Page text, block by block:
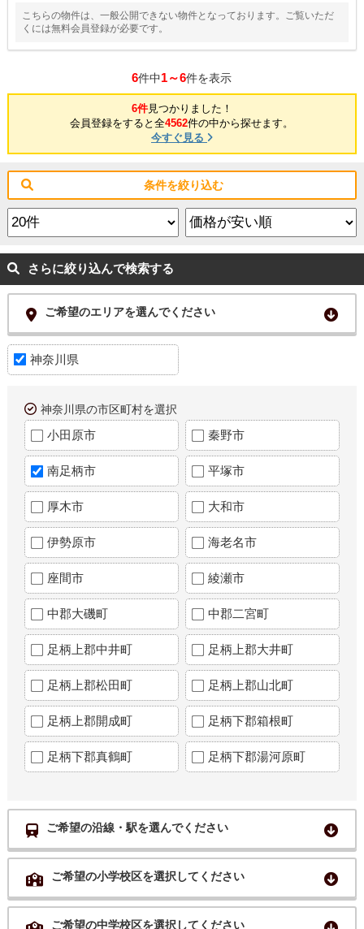
こちらの物件は、一般公開できない物件となっております。ご覧いただ
くには無料会員登録が必要です。
6件中1～6件を表示
6件見つかりました！
会員登録をすると全4562件の中から探せます。
今すぐ見る
条件を絞り込む
さらに絞り込んで検索する
ご希望のエリアを選んでください
神奈川県
神奈川県の市区町村を選択
小田原市 秦野市
南足柄市 平塚市
厚木市 大和市
伊勢原市 海老名市
座間市 綾瀬市
中郡大磯町 中郡二宮町
足柄上郡中井町 足柄上郡大井町
足柄上郡松田町 足柄上郡山北町
足柄上郡開成町 足柄下郡箱根町
足柄下郡真鶴町 足柄下郡湯河原町
ご希望の沿線・駅を選んでください
ご希望の小学校区を選択してください
ご希望の中学校区を選択してください